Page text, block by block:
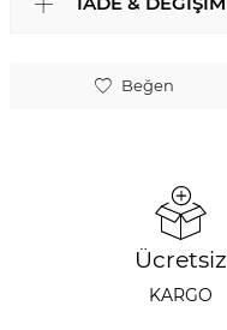
Beğen
Ücretsiz
KARGO